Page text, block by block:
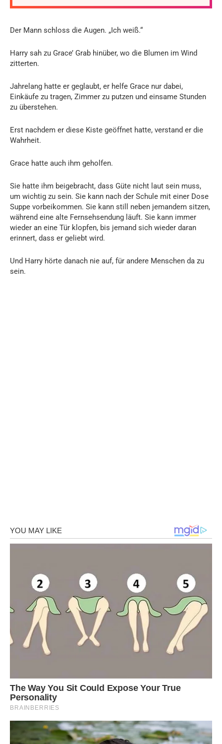
Der Mann schloss die Augen. „Ich weiß.“
Harry sah zu Grace’ Grab hinüber, wo die Blumen im Wind
zitterten.
Jahrelang hatte er geglaubt, er helfe Grace nur dabei,
Einkäufe zu tragen, Zimmer zu putzen und einsame Stunden
zu überstehen.
Erst nachdem er diese Kiste geöffnet hatte, verstand er die
Wahrheit.
Grace hatte auch ihm geholfen.
Sie hatte ihm beigebracht, dass Güte nicht laut sein muss,
um wichtig zu sein. Sie kann nach der Schule mit einer Dose
Suppe vorbeikommen. Sie kann still neben jemandem sitzen,
während eine alte Fernsehsendung läuft. Sie kann immer
wieder an eine Tür klopfen, bis jemand sich wieder daran
erinnert, dass er geliebt wird.
Und Harry hörte danach nie auf, für andere Menschen da zu
sein.